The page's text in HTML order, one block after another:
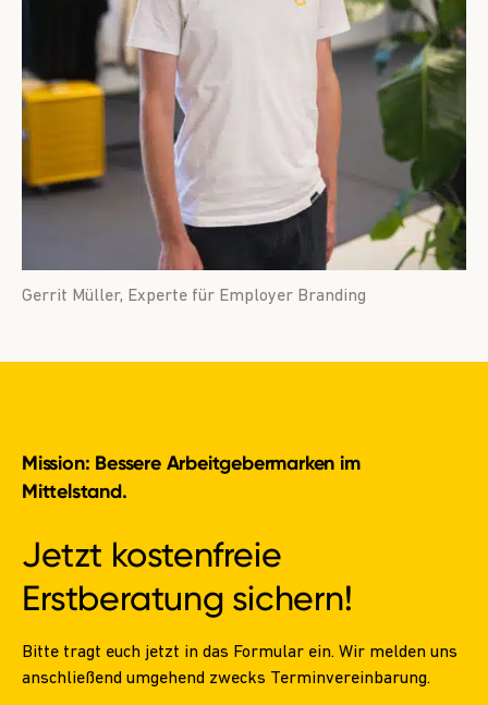
Gerrit Müller, Experte für Employer Branding
Mission: Bessere Arbeitgebermarken im
Mittelstand.
Jetzt kostenfreie
Erstberatung sichern!
Bitte tragt euch jetzt in das Formular ein. Wir melden uns
anschließend umgehend zwecks Terminvereinbarung.